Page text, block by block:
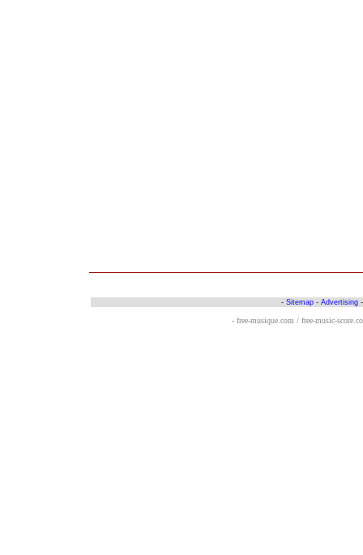
- Sitemap - Advertising
- free-musique.com / free-music-